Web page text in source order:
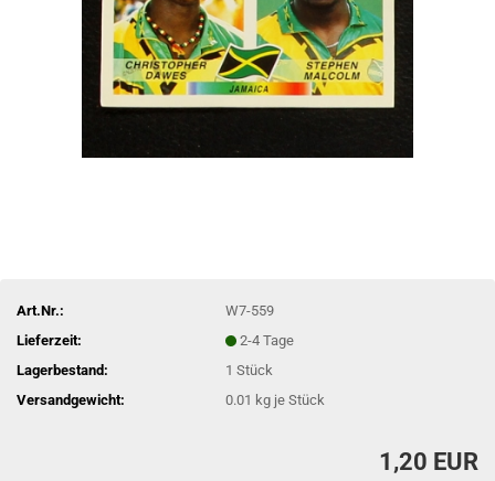
Art.Nr.:
W7-559
Lieferzeit:
2-4 Tage
Lagerbestand:
1Stück
Versandgewicht:
0.01 kg je Stück
1,20 EUR